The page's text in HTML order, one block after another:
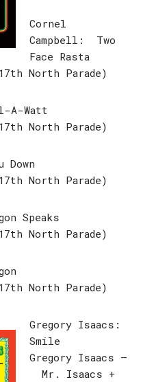
Cornel
Campbell: Two
Face Rasta
North Parade)
A-Watt
North Parade)
North Parade)
Speaks
North Parade)
North Parade)
Gregory Isaacs:
Smile
Gregory Isaacs –
Mr. Isaacs +